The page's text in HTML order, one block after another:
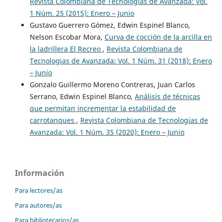
1 Núm. 25 (2015): Enero – Junio
Gustavo Guerrero Gómez, Edwin Espinel Blanco,
Nelson Escobar Mora, Curva de cocción de la arcilla en
la ladrillera El Recreo , Revista Colombiana de
Tecnologias de Avanzada: Vol. 1 Núm. 31 (2018): Enero
– Junio
Gonzalo Guillermo Moreno Contreras, Juan Carlos
Serrano, Edwin Espinel Blanco, Análisis de técnicas
que permitan incrementar la estabilidad de
carrotanques , Revista Colombiana de Tecnologias de
Avanzada: Vol. 1 Núm. 35 (2020): Enero – Junio
Información
Para lectores/as
Para autores/as
Para bibliotecarios/as